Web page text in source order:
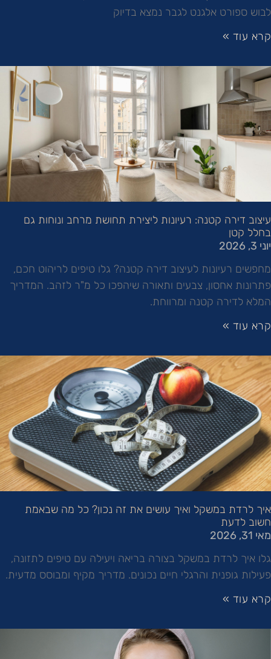
לבוש ספורט אלגנט לגבר נמצא בדיוק
קרא עוד »
עיצוב דירה קטנה: רעיונות ליצירת תחושת מרחב ונוחות גם
בחלל קטן
יוני 3, 2026
מחפשים רעיונות לעיצוב דירה קטנה? גלו טיפים לריהוט חכם,
פתרונות אחסון, צבעים ותאורה שיהפכו כל מ"ר לזהב. המדריך
המלא לדירה קטנה ומרווחת.
קרא עוד »
איך לרדת במשקל ואיך עושים את זה נכון? כל מה שבאמת
חשוב לדעת
מאי 31, 2026
גלו איך לרדת במשקל בצורה בריאה ויעילה עם טיפים לתזונה,
פעילות גופנית והרגלי חיים נכונים. מדריך מקיף ומבוסס מדעית.
קרא עוד »